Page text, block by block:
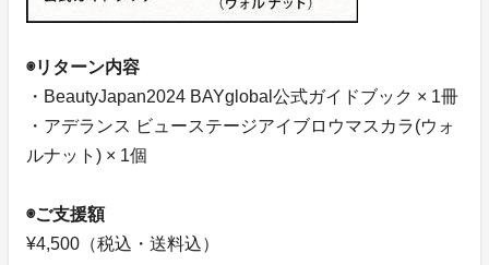
◉リターン内容
・BeautyJapan2024 BAYglobal公式ガイドブック × 1冊
・アデランス ビューステージアイブロウマスカラ(ウォ
ルナット) × 1個
◉ご支援額
¥4,500（税込・送料込）